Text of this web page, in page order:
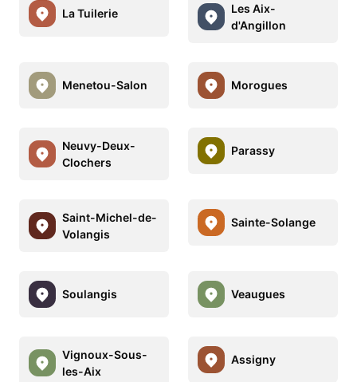
La Tuilerie
Les Aix-
d'Angillon
Menetou-Salon Morogues
Neuvy-Deux-
Clochers
Parassy
Saint-Michel-de-
Volangis
Sainte-Solange
Soulangis Veaugues
Vignoux-Sous-
les-Aix
Assigny